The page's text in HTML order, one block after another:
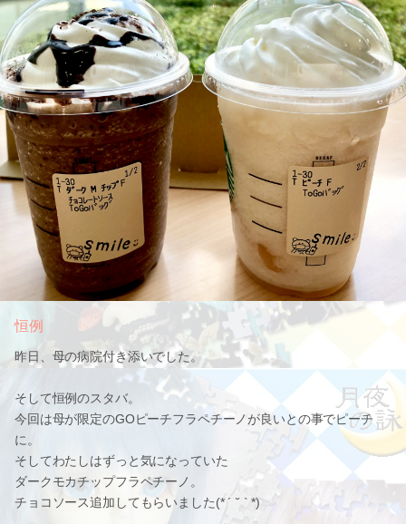
恒例
昨日、母の病院付き添いでした。
そして恒例のスタバ。
今回は母が限定のGOピーチフラペチーノが良いとの事でピーチ
に。
そしてわたしはずっと気になっていた
ダークモカチップフラペチーノ。
チョコソース追加してもらいました(* ´ ˘ ` *)